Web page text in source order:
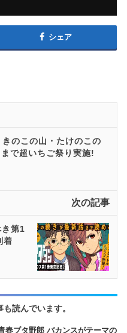
シェア
のこの山・たけのこの
で超いちご祭り実施!
次の記事
第1
着
読んでいます。
春ブタ野郎 バカンスがテーマの